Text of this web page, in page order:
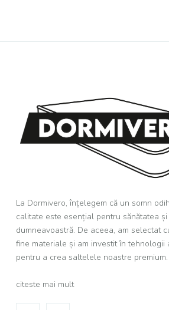
La Dormivero, înțelegem că un somn
calitate este esențial pentru sănătatea
dumneavoastră. De aceea, am selectat
fine materiale și am investit în tehnologii
pentru a crea saltelele noastre premium.
citeste mai mult